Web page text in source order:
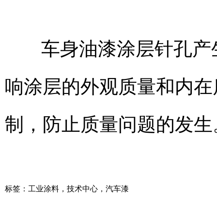
车身油漆涂层针孔产
响涂层的外观质量和内
制，防止质量问题的发生
标签： 工业涂料 ， 技术中心 ， 汽车漆